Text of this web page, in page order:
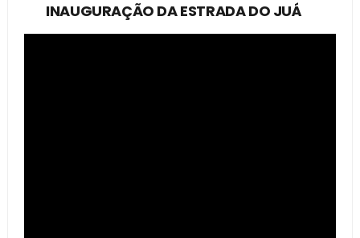
INAUGURAÇÃO DA ESTRADA DO JUÁ